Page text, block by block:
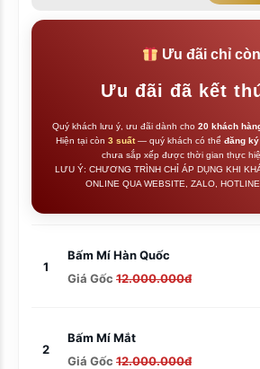
Ưu đãi chỉ còn
Ưu đãi đã kết
Quý khách lưu ý, ưu đãi dành cho 20 khách
Hiện tại còn 3 suất— quý khách có thể đăng
chưa sắp xếp được thời gian thực
LƯU Ý: CHƯƠNG TRÌNH CHỈ ÁP DỤNG KHI
ONLINE QUA WEBSITE, ZALO,
1
Bấm Mí Hàn Quốc
Giá Gốc 12.000.000đ
2
Bấm Mí Mắt
Giá Gốc 12.000.000đ